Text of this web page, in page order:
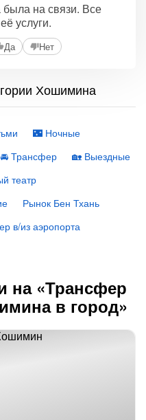
была на связи. Все
услуги.
Да Нет
Хошимина
🌃 Ночные
🚘 Трансфер
🏡 Выездные
театр
Рынок Бен Тхань
в/из аэропорта
на «Трансфер
в город»